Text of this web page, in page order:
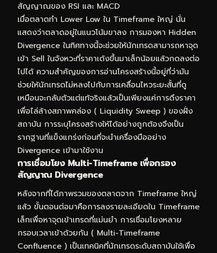
สัญญาณของ RSI และ MACD
เมื่อตลาดทำ Lower Low ใน Timeframe ใหญ่ นั่น
แสดงว่าตลาดอยู่ในแนวโน้มขาลง การมองหา Hidden
Divergence ในทิศทางนี้จะช่วยให้นักเทรดสามารถหาจุด
เข้า Sell ในจังหวะที่ราคาเด้งขึ้นมาเล็กน้อยแล้วกดลงต่อ
ไปได้ ความสำคัญของการอ่านโครงสร้างนี้อยู่ที่ว่ามัน
ช่วยให้นักเทรดไม่หลงไปกับการเคลื่อนไหวระยะสั้นที่ดู
เหมือนจะกลับตัวแต่แท้จริงแล้วเป็นเพียงแค่การดึงราคา
เพื่อไล่ล้างสภาพคล่อง ( Liquidity Sweep ) ของฝั่ง
สถาบัน การระบุโครงสร้างให้ได้อย่างถูกต้องจึงเป็น
รากฐานที่แข็งแกร่งก่อนที่จะนำเครื่องมืออย่าง
Divergence เข้ามาใช้งาน
การเชื่อมโยง Multi-Timeframe เพื่อกรอง
สัญญาณ Divergence
หลังจากที่ได้ภาพรวมของตลาดจาก Timeframe ใหญ่
แล้ว ขั้นตอนต่อมาคือการลงรายละเอียดใน Timeframe
เล็กเพื่อหาจุดเข้าเทรดที่แม่นยำ การเชื่อมโยงหลาย
กรอบเวลาเข้าด้วยกัน ( Multi-Timeframe
Confluence ) เป็นเทคนิคที่นักเทรดระดับสถาบันใช้เพื่อ